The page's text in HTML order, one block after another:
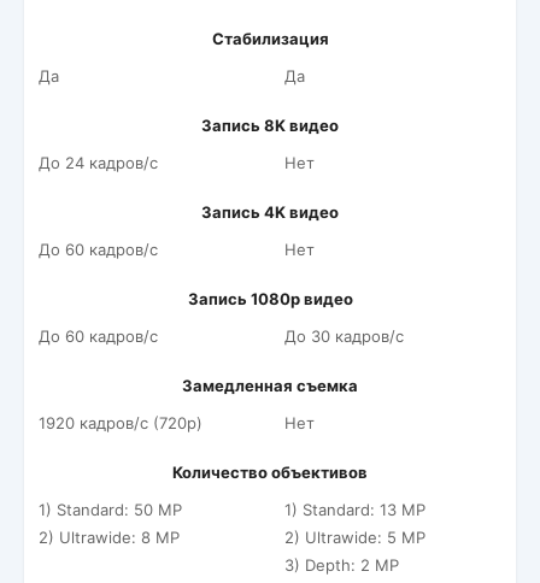
Стабилизация
Да
Да
Запись 8K видео
До 24 кадров/c
Нет
Запись 4K видео
До 60 кадров/c
Нет
Запись 1080p видео
До 60 кадров/c
До 30 кадров/c
Замедленная съемка
1920 кадров/c (720p)
Нет
Количество объективов
1) Standard: 50 MP
2) Ultrawide: 8 MP
1) Standard: 13 MP
2) Ultrawide: 5 MP
3) Depth: 2 MP